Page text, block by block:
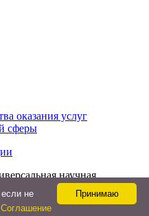
оказания услуг
сферы
научная
Принимаю
не
Соглашение